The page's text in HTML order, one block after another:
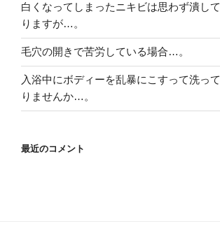
白くなってしまったニキビは思わず潰し
りますが…。
毛穴の開きで苦労している場合…。
入浴中にボディーを乱暴にこすって洗っ
りませんか…。
最近のコメント